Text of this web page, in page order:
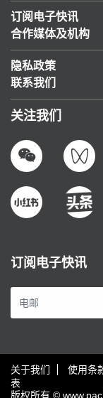
订阅电子快讯
合作媒体及机构
隐私政策
联系我们
关注我们
订阅电子快讯
关于我们 使用条
表
版权所有 ©